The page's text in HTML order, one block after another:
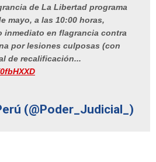
de La Libertad programa
mayo, a las 10:00 horas,
inmediato en flagrancia contra
por lesiones culposas (con
de recalificación...
(@Poder_Judicial_)